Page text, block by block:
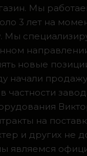
Мы
3 лет на
Мы
новые
начали
частности
на
и других не
являемся